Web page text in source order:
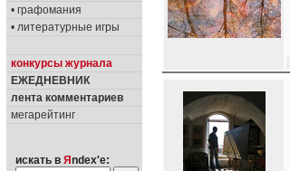
• графомания
• литературные игры
конкурсы журнала
ЕЖЕДНЕВНИК
лента комментариев
мегарейтинг
искать в Я ndex'е: